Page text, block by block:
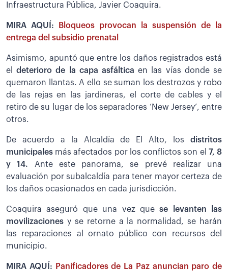
Infraestructura Pública, Javier Coaquira.
MIRA AQUÍ:
Bloqueos provocan la suspensión de la
entrega del subsidio prenatal
Asimismo, apuntó que entre los daños registrados está
eldeterioro de la capa asfáltica en las vías donde se
quemaron llantas. A ello se suman los destrozos y robo
de las rejas en las jardineras, el corte de cables y el
retiro de su lugar de los separadores ‘New Jersey’, entre
otros.
De acuerdo a la Alcaldía de El Alto, los distritos
municipales más afectados por los conflictos son el 7, 8
y 14. Ante este panorama, se prevé realizar una
evaluación por subalcaldía para tener mayor certeza de
los daños ocasionados en cada jurisdicción.
Coaquira aseguró que una vez quese levanten las
movilizaciones y se retorne a la normalidad, se harán
las reparaciones al ornato público con recursos del
municipio.
MIRA AQUÍ:
Panificadores de La Paz anuncian paro de